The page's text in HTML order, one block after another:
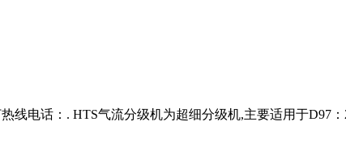
电话：. HTS气流分级机为超细分级机,主要适用于D97